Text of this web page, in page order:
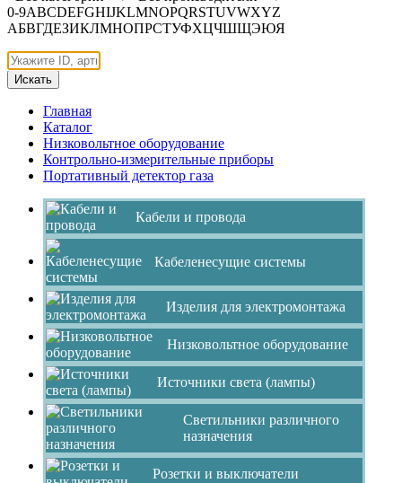
0-9ABCDEFGHIJKLMNOPQRSTUVWXYZ
АБВГДЕЗИКЛМНОПРСТУФХЦЧШЩЭЮЯ
Искать
Главная
Каталог
Низковольтное оборудование
Контрольно-измерительные приборы
Портативный детектор газа
Кабели и провода
Кабеленесущие системы
Изделия для электромонтажа
Низковольтное оборудование
Источники света (лампы)
Светильники различного
назначения
Розетки и выключатели